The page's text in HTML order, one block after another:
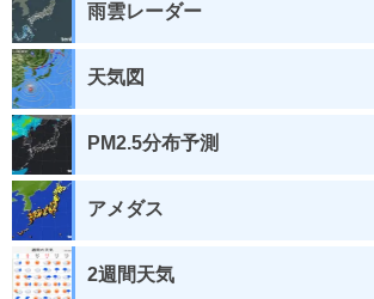
雨雲レーダー
天気図
PM2.5分布予測
アメダス
2週間天気